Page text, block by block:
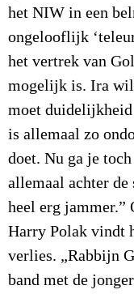
het NIW in een
ongelooflijk
het vertrek van
mogelijk is. Ira
moet
is allemaal zo
doet. Nu ga je
allemaal achter de
heel erg
Harry Polak vindt
verlies. „Rabbijn
band met de